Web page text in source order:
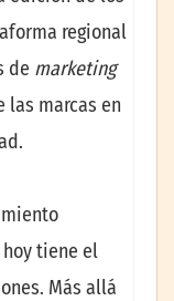
regional
de marketing
las marcas en
tiene el
Más allá